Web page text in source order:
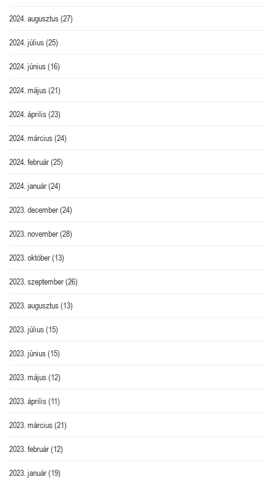
2024. augusztus(27)
2024. július(25)
2024. június(16)
2024. május(21)
2024. április(23)
2024. március(24)
2024. február(25)
2024. január(24)
2023. december(24)
2023. november(28)
2023. október(13)
2023. szeptember(26)
2023. augusztus(13)
2023. július(15)
2023. június(15)
2023. május(12)
2023. április(11)
2023. március(21)
2023. február(12)
2023. január(19)